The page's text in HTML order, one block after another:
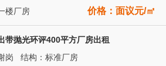
楼厂房
价格：面议元/㎡
带抛光环评400平方厂房出租
岗 结构：标准厂房